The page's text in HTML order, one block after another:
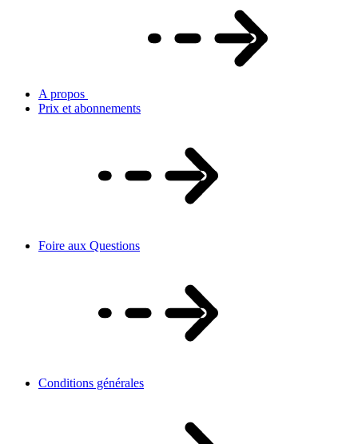
A propos
Prix et abonnements
Foire aux Questions
Conditions générales